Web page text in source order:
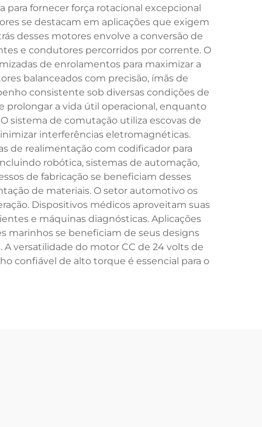
fornecer força rotacional excepcional
se destacam em aplicações que exigem
desses motores envolve a conversão de
e condutores percorridos por corrente. O
de enrolamentos para maximizar a
balanceados com precisão, ímãs de
consistente sob diversas condições de
prolongar a vida útil operacional, enquanto
sistema de comutação utiliza escovas de
interferências eletromagnéticas.
de realimentação com codificador para
robótica, sistemas de automação,
de fabricação se beneficiam desses
de materiais. O setor automotivo os
Dispositivos médicos aproveitam suas
e máquinas diagnósticas. Aplicações
marinhos se beneficiam de seus designs
versatilidade do motor CC de 24 volts de
confiável de alto torque é essencial para o